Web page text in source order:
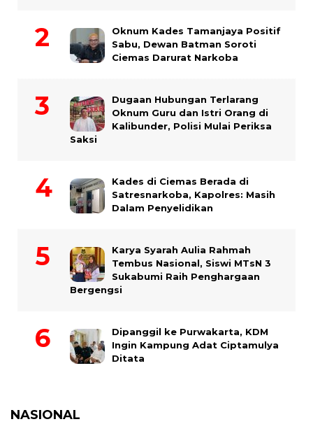
Oknum Kades Tamanjaya Positif
Sabu, Dewan Batman Soroti
Ciemas Darurat Narkoba
Dugaan Hubungan Terlarang
Oknum Guru dan Istri Orang di
Kalibunder, Polisi Mulai Periksa
Saksi
Kades di Ciemas Berada di
Satresnarkoba, Kapolres: Masih
Dalam Penyelidikan
Karya Syarah Aulia Rahmah
Tembus Nasional, Siswi MTsN 3
Sukabumi Raih Penghargaan
Bergengsi
Dipanggil ke Purwakarta, KDM
Ingin Kampung Adat Ciptamulya
Ditata
NASIONAL